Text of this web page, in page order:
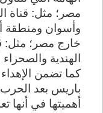
مصر؛ مثل: قناة
وأسوان ومنطقة
خارج مصر؛ مثل:
الهندية والصحراء
كما تضمن
باريس بعد الحرب
أهميتها في أنها